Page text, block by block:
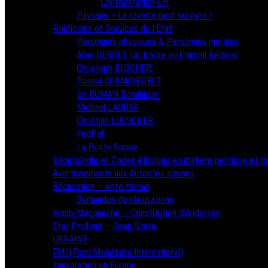
Paysans – La révolte pour survivre !
Politiciens et Services de l’État
Personnes physiques & Personnes morales
Alain BERSET, Un traître au Conseil Fédéral
Christoph BLOCHER
Pascal CORMINBOEUF
De BUMAN Dominique
Michael LAUBER
Christian LUESCHER
FedPol
La Poste Suisse
Déontologie et Codes éthiques en matière politique et
Avertissements aux Autorités suisses
Récusation – Acte formel
Demandes de récusations
Franc-Maçonnerie – Constitution d’Anderson
Etat Profond – Deep State
UKRAINE
FMI (Fond Monétaire International)
Immigration en Europe